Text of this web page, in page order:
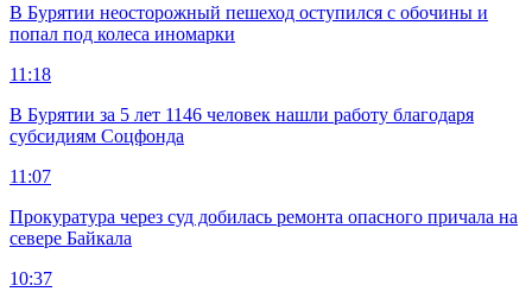
В Бурятии неосторожный пешеход оступился с обочины и
попал под колеса иномарки
11:18
В Бурятии за 5 лет 1146 человек нашли работу благодаря
субсидиям Соцфонда
11:07
Прокуратура через суд добилась ремонта опасного причала на
севере Байкала
10:37